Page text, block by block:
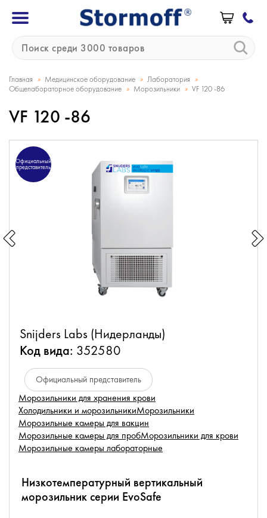
Главная » Медицинское оборудование » Лаборатория »
Общелабораторное оборудование » Морозильники » VF 120 -86
VF 120 -86
Официальный
представитель
Snijders Labs (Нидерланды)
Код вида: 352580
Официальный представитель
Морозильники для хранения крови
Холодильники и морозильникиМорозильники
Морозильные камеры для вакцин
Морозильные камеры для пробМорозильники для крови
Морозильные камеры лабораторные
Низкотемпературный вертикальный
морозильник серии EvoSafe